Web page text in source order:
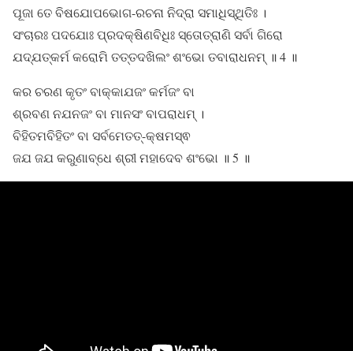
ପୂଜା ତେ ବିଷଯୋପଭୋଗ-ରଚନା ନିଦ୍ରା ସମାଧିସ୍ଥିତିଃ ।
ସଂଚାରଃ ପଦଯୋଃ ପ୍ରଦକ୍ଷିଣବିଧିଃ ସ୍ତୋତ୍ରାଣି ସର୍ବା ଗିରୋ
ଯଦ୍ଯତ୍କର୍ମ କରୋମି ତତ୍ତଦଖିଲଂ ଶଂଭୋ ତବାରାଧନମ୍ ॥ 4 ॥
କର ଚରଣ କୃତଂ ବାକ୍କାଯଜଂ କର୍ମଜଂ ବା
ଶ୍ରବଣ ନଯନଜଂ ବା ମାନସଂ ବାପରାଧମ୍ ।
ବିହିତମବିହିତଂ ବା ସର୍ବମେତତ୍-କ୍ଷମସ୍ଵ
ଜଯ ଜଯ କରୁଣାବ୍ଧେ ଶ୍ରୀ ମହାଦେବ ଶଂଭୋ ॥ 5 ॥